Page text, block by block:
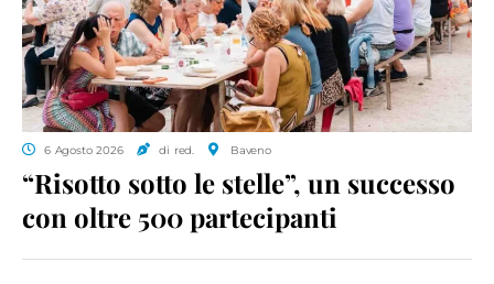
6 Agosto 2026 di red. Baveno
“Risotto sotto le stelle”, un successo
con oltre 500 partecipanti